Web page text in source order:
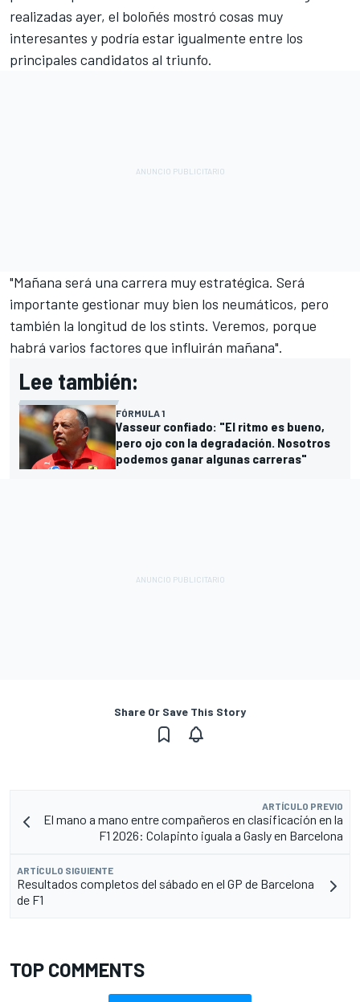
realizadas ayer, el boloñés mostró cosas muy
interesantes y podría estar igualmente entre los
principales candidatos al triunfo.
"Mañana será una carrera muy estratégica. Será
importante gestionar muy bien los neumáticos, pero
también la longitud de los stints. Veremos, porque
habrá varios factores que influirán mañana".
Lee también:
FÓRMULA 1
Vasseur confiado: "El ritmo es bueno,
pero ojo con la degradación. Nosotros
podemos ganar algunas carreras"
Share Or Save This Story
ARTÍCULO PREVIO
El mano a mano entre compañeros en clasificación en la
F1 2026: Colapinto iguala a Gasly en Barcelona
ARTÍCULO SIGUIENTE
Resultados completos del sábado en el GP de Barcelona
de F1
TOP COMMENTS